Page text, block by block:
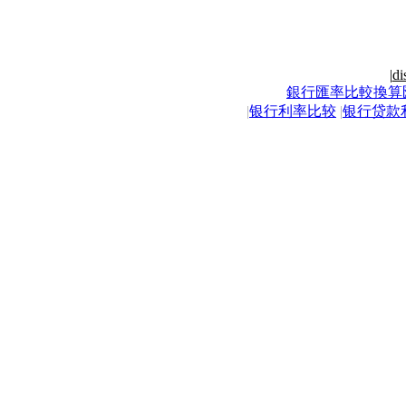
|
銀行匯率比較換算
|银行利率比较 |银行贷款